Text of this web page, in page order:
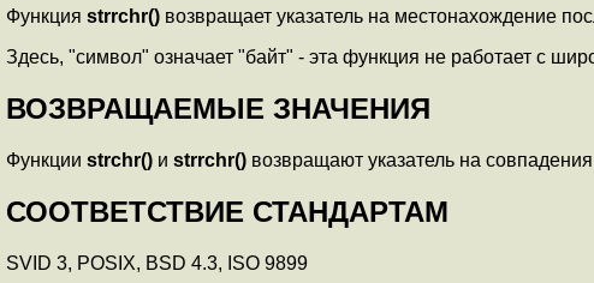
Функция strrchr() возвращает указатель на местонахождение
Здесь, "символ" означает "байт" - эта функция не работает с
ВОЗВРАЩАЕМЫЕ ЗНАЧЕНИЯ
Функции strchr() и strrchr() возвращают указатель на
СООТВЕТСТВИЕ СТАНДАРТАМ
SVID 3, POSIX, BSD 4.3, ISO 9899